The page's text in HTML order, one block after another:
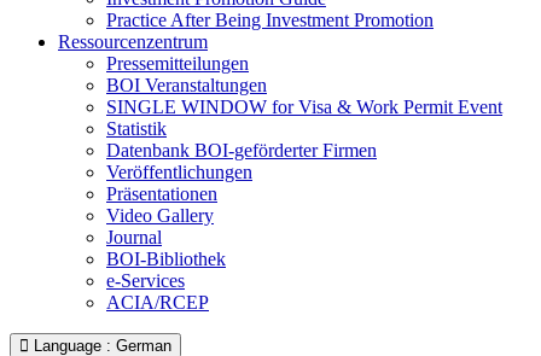
Practice After Being Investment Promotion
Ressourcenzentrum
Pressemitteilungen
BOI Veranstaltungen
SINGLE WINDOW for Visa & Work Permit Event
Statistik
Datenbank BOI-geförderter Firmen
Veröffentlichungen
Präsentationen
Video Gallery
Journal
BOI-Bibliothek
e-Services
ACIA/RCEP
Language : German